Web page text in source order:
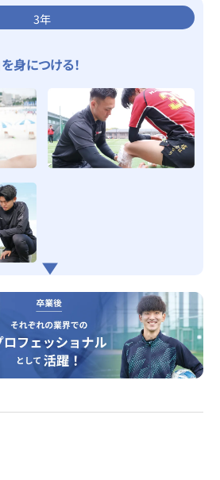
3年
を身につける！